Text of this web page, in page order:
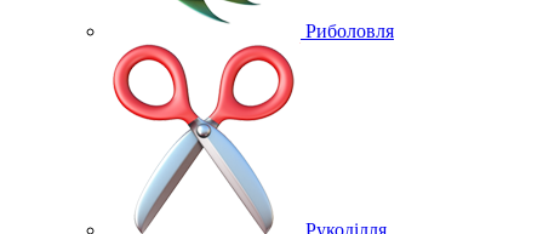
Риболовля
Рукоділля